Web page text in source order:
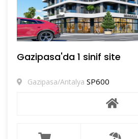
Gazipasa'da 1 sinif site
Gazipasa/Antalya SP600